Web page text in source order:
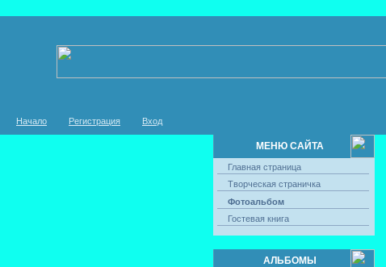
Начало Регистрация Вход
МЕНЮ САЙТА
Главная страница
Творческая страничка
Фотоальбом
Гостевая книга
АЛЬБОМЫ